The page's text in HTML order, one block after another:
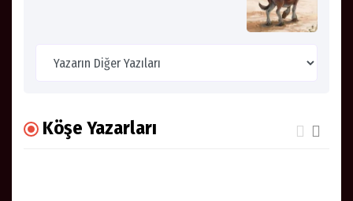
Köşe Yazarları